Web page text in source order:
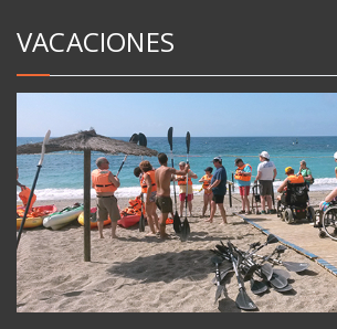
VACACIONES